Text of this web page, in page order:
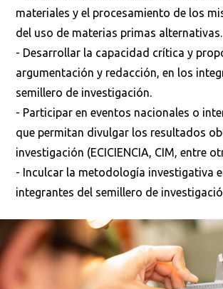
materiales y el procesamiento de los
del uso de materias primas alternativas.
- Desarrollar la capacidad crítica y
argumentación y redacción, en los
semillero de investigación.
- Participar en eventos nacionales o
que permitan divulgar los resultados
investigación (ECICIENCIA, CIM, entre
- Inculcar la metodología investigativa
integrantes del semillero de